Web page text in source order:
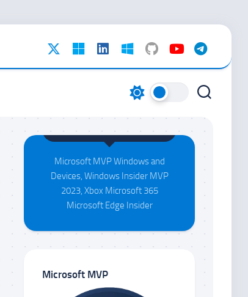
Maison da Silva
Microsoft MVP Windows and
Devices, Windows Insider MVP
2023, Xbox Microsoft 365
Microsoft Edge Insider
Microsoft MVP